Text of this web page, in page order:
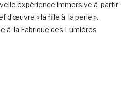
expérience immersive à partir
d’œuvre « la fille à la perle ».
à la Fabrique des Lumières